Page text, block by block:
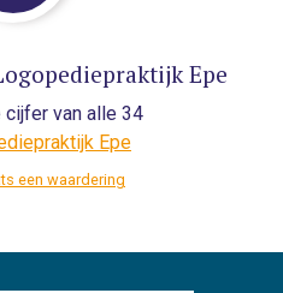
Epe
cijfer van alle 34
Epe
een waardering